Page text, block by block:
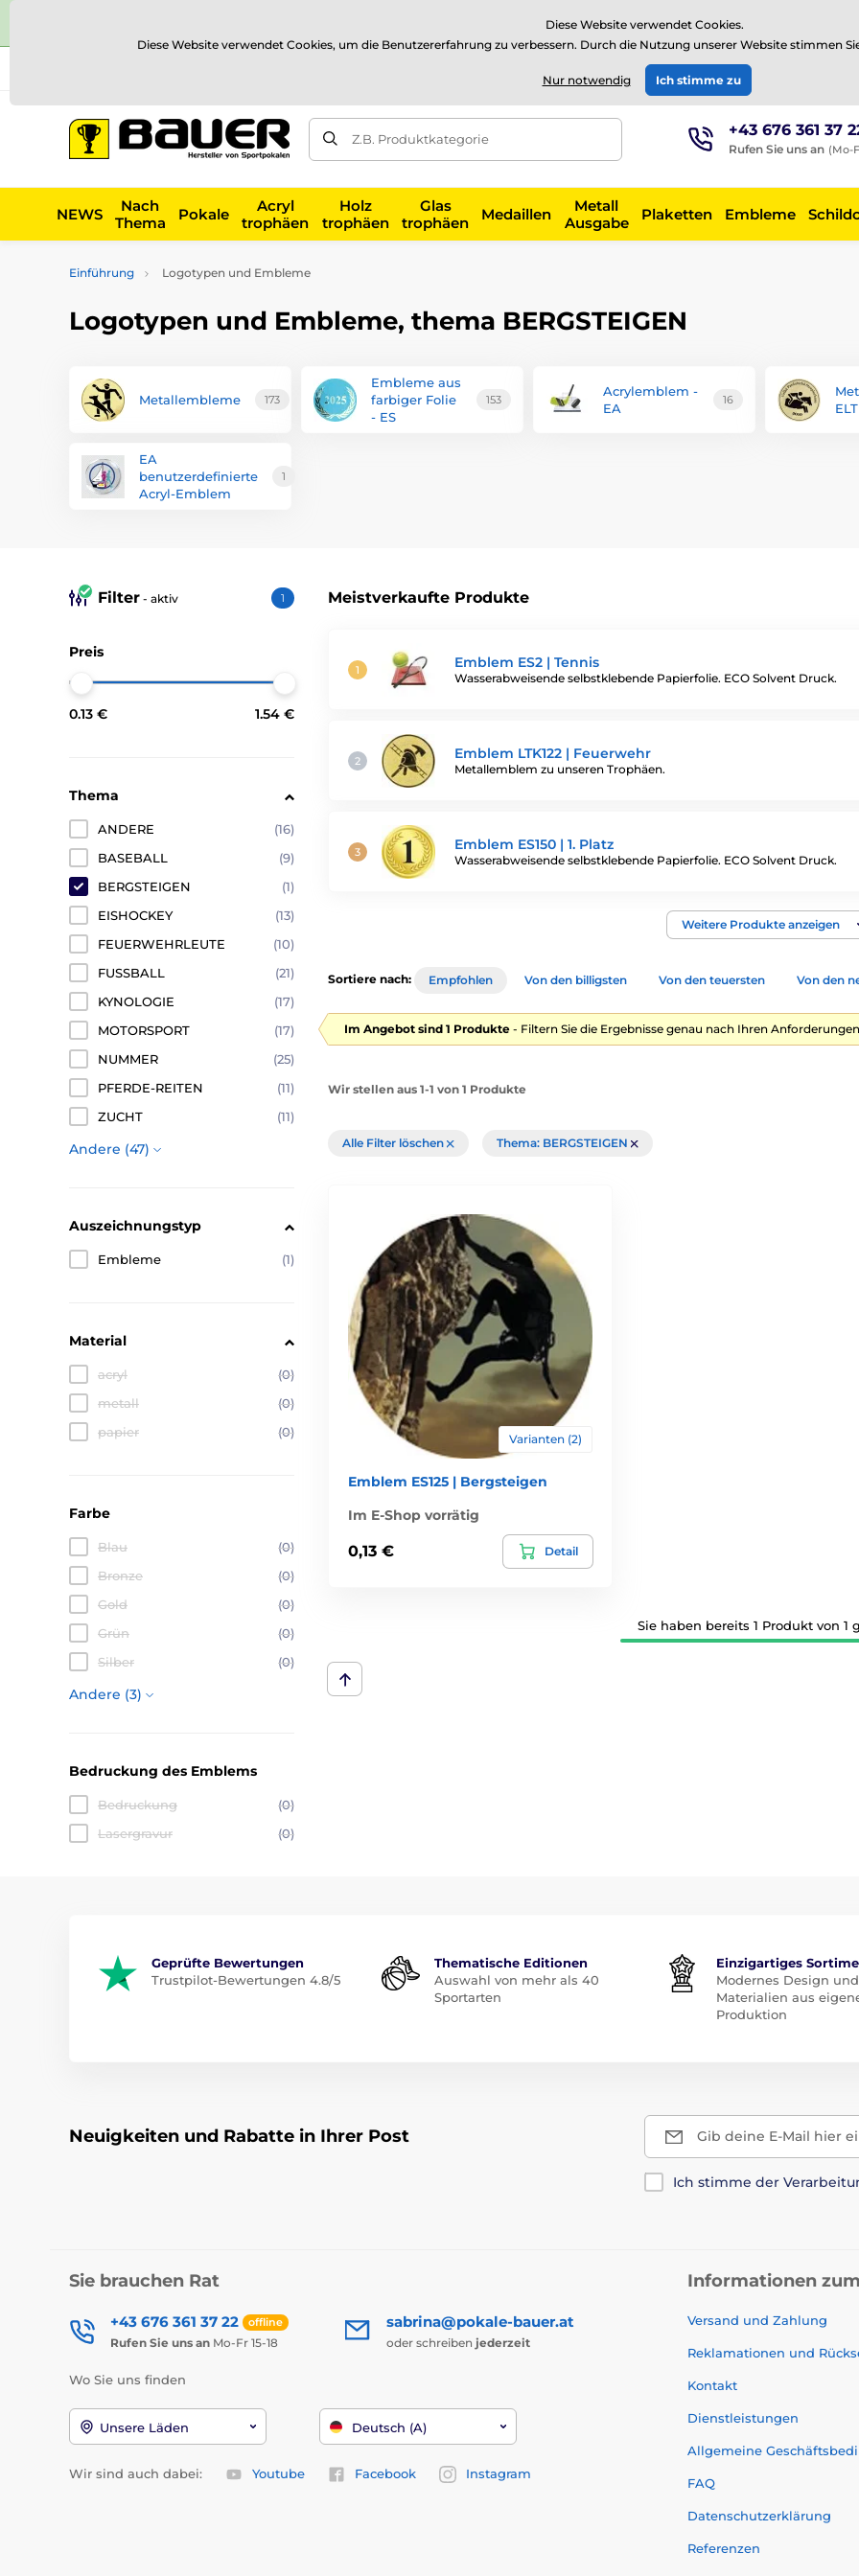
⭐Siehe 504 verifizierte Bewertungen aufTrustpilot
EUR
Z.B. Produktkategorie +43 676 361 37
Rufen Sie uns an (Mo-
NEWS
Nach
Thema
Pokale
Acryl
trophäen
Holz
trophäen
Glas
trophäen
Medaillen
Metall
Ausgabe
Plaketten Embleme
Einführung Logotypen und Embleme
Logotypen und Embleme, thema BERGSTEIGEN
Metallembleme 173
Embleme aus
farbiger Folie
- ES
153
Acrylemblem -
EA
16
ELT
EA
benutzerdefinierte
Acryl-Emblem
1
Meistverkaufte Produkte
Emblem ES2 | Tennis
Wasserabweisende selbstklebende Papierfolie. ECO Solvent Druck.
Emblem LTK122 | Feuerwehr
Metallemblem zu unseren Trophäen.
Emblem ES150 | 1. Platz
Wasserabweisende selbstklebende Papierfolie. ECO Solvent Druck.
Weitere Produkte anzeigen
Filter - aktiv 1
Preis
0.13 € 1.54 €
Thema
ANDERE
(16)
BASEBALL
(9)
BERGSTEIGEN
(1)
EISHOCKEY
(13)
FEUERWEHRLEUTE
(10)
FUSSBALL
(21)
KYNOLOGIE
(17)
MOTORSPORT
(17)
NUMMER
(25)
PFERDE-REITEN
(11)
ZUCHT
(11)
Andere (47)
Auszeichnungstyp
Embleme (1)
Material
acryl
(0)
metall
(0)
papier
(0)
Farbe
Blau
(0)
Bronze
(0)
Gold
(0)
Grün
(0)
Silber
(0)
Andere (3)
Bedruckung des Emblems
Bedruckung
(0)
Lasergravur
(0)
Sortiere nach: Empfohlen Von den billigsten Von den teuersten Von den
Im Angebot sind 1 Produkte - Filtern Sie die Ergebnisse genau nach Ihren
Wir stellen aus 1-1 von 1 Produkte
Alle Filter löschen Thema: BERGSTEIGEN
Varianten (2)
Emblem ES125 | Bergsteigen
Im E-Shop vorrätig
0,13 € Detail
Sie haben bereits 1 Produkt von 1
Geprüfte Bewertungen
Trustpilot-Bewertungen 4.8/5
Thematische Editionen
Auswahl von mehr als 40
Sportarten
Einzigartiges
Modernes Design und
Materialien aus
Produktion
Neuigkeiten und Rabatte in Ihrer Post Gib deine E-Mail hier
Ich stimme der
Sie brauchen Rat
+43 676 361 37 22 offline
Rufen Sie uns an Mo-Fr 15-18
sabrina@pokale-bauer.at
oder schreiben jederzeit
Wo Sie uns finden
Unsere Läden Deutsch (A)
Wir sind auch dabei: Youtube Facebook Instagram
Informationen
Versand und Zahlung
Reklamationen und
Kontakt
Dienstleistungen
Allgemeine
FAQ
Datenschutzerklärung
Referenzen
Diese Website verwendet Cookies.
Diese Website verwendet Cookies, um die Benutzererfahrung zu verbessern. Durch die Nutzung unserer Website stimmen
Nur notwendig Ich stimme zu